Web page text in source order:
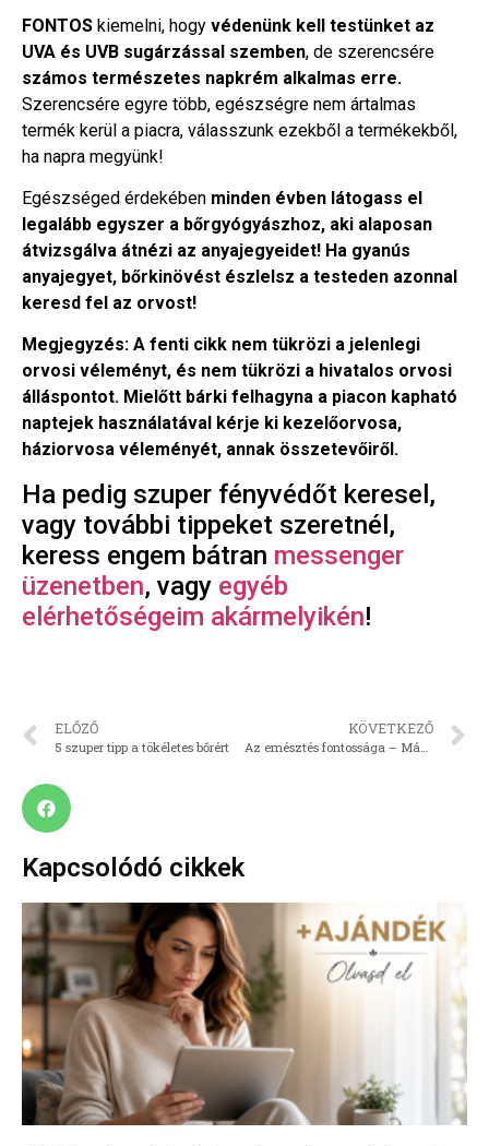
FONTOS kiemelni, hogy védenünk kell testünket az
UVA és UVB sugárzással szemben, de szerencsére
számos természetes napkrém alkalmas erre.
Szerencsére egyre több, egészségre nem ártalmas
termék kerül a piacra, válasszunk ezekből a termékekből,
ha napra megyünk!
Egészséged érdekében minden évben látogass el
legalább egyszer a bőrgyógyászhoz, aki alaposan
átvizsgálva átnézi az anyajegyeidet! Ha gyanús
anyajegyet, bőrkinövést észlelsz a testeden azonnal
keresd fel az orvost!
Megjegyzés: A fenti cikk nem tükrözi a jelenlegi
orvosi véleményt, és nem tükrözi a hivatalos orvosi
álláspontot. Mielőtt bárki felhagyna a piacon kapható
naptejek használatával kérje ki kezelőorvosa,
háziorvosa véleményét, annak összetevőiről.
Ha pedig szuper fényvédőt keresel,
vagy további tippeket szeretnél,
keress engem bátran messenger
üzenetben, vagy egyéb
elérhetőségeim akármelyikén!
ELŐZŐ
5 szuper tipp a tökéletes bőrért
KÖVETKEZŐ
Az emésztés fontossága – Második rész
Kapcsolódó cikkek